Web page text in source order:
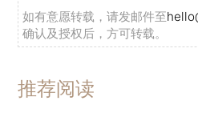
如有意愿转载，请发邮件至
确认及授权后，方可转载。
推荐阅读